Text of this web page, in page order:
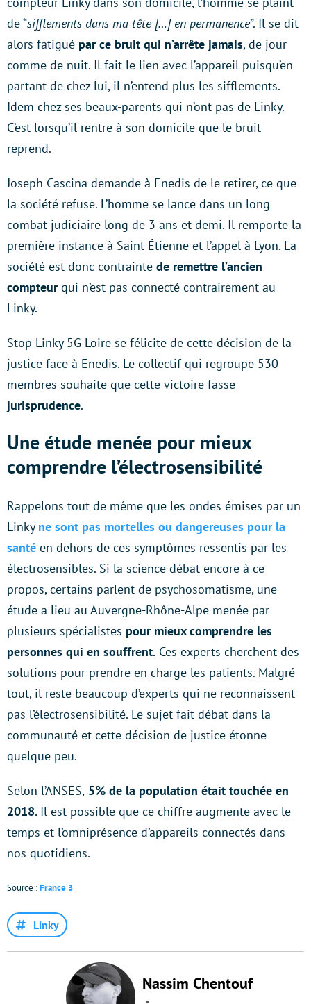
de “sifflements dans ma tête […] en permanence”. Il se dit
alors fatigué par ce bruit qui n’arrête jamais, de jour
comme de nuit. Il fait le lien avec l’appareil puisqu’en
partant de chez lui, il n’entend plus les sifflements.
Idem chez ses beaux-parents qui n’ont pas de Linky.
C’est lorsqu’il rentre à son domicile que le bruit
reprend.
Joseph Cascina demande à Enedis de le retirer, ce que
la société refuse. L’homme se lance dans un long
combat judiciaire long de 3 ans et demi. Il remporte la
première instance à Saint-Étienne et l’appel à Lyon. La
société est donc contrainte de remettre l’ancien
compteurqui n’est pas connecté contrairement au
Linky.
Stop Linky 5G Loire se félicite de cette décision de la
justice face à Enedis. Le collectif qui regroupe 530
membres souhaite que cette victoire fasse
jurisprudence.
Une étude menée pour mieux
comprendre l’électrosensibilité
Rappelons tout de même que les ondes émises par un
Linky ne sont pas mortelles ou dangereuses pour la
santé en dehors de ces symptômes ressentis par les
électrosensibles. Si la science débat encore à ce
propos, certains parlent de psychosomatisme, une
étude a lieu au Auvergne-Rhône-Alpe menée par
plusieurs spécialistes pour mieux comprendre les
personnes qui en souffrent. Ces experts cherchent des
solutions pour prendre en charge les patients. Malgré
tout, il reste beaucoup d’experts qui ne reconnaissent
pas l’électrosensibilité. Le sujet fait débat dans la
communauté et cette décision de justice étonne
quelque peu.
Selon l’ANSES, 5% de la population était touchée en
2018. Il est possible que ce chiffre augmente avec le
temps et l’omniprésence d’appareils connectés dans
nos quotidiens.
Source :France 3
Linky
Nassim Chentouf